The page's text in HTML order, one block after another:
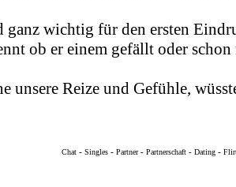
ganz wichtig für den ersten
ob er einem gefällt oder
unsere Reize und Gefühle,
Chat -Singles -Partner-Partnerschaft -Dating -